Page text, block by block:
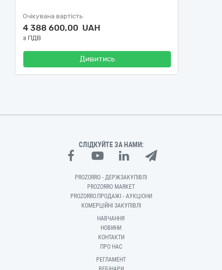
Очікувана вартість
4 388 600,00 UAH
з ПДВ
Дивитись
СЛІДКУЙТЕ ЗА НАМИ:
PROZORRO - ДЕРЖЗАКУПІВЛІ
PROZORRO MARKET
PROZORRO.ПРОДАЖІ - АУКЦІОНИ
КОМЕРЦІЙНІ ЗАКУПІВЛІ
НАВЧАННЯ
НОВИНИ
КОНТАКТИ
ПРО НАС
РЕГЛАМЕНТ